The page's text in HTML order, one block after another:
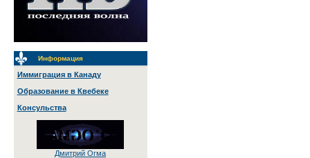
Информация
Иммиграция в Канаду
Образование в Квебеке
Консульства
Дмитрий Огма